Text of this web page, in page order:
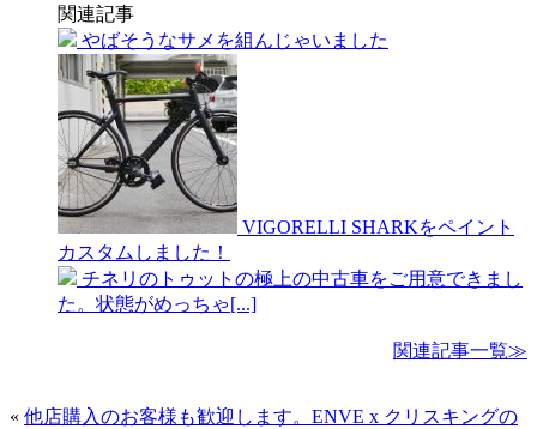
関連記事
やばそうなサメを組んじゃいました
VIGORELLI SHARKをペイント
カスタムしました！
チネリのトゥットの極上の中古車をご用意できまし
た。状態がめっちゃ[...]
関連記事一覧≫
« 他店購入のお客様も歓迎します。ENVE x クリスキングの